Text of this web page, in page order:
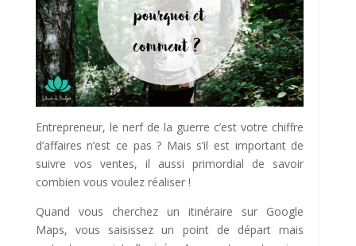
Entrepreneur, le nerf de la guerre c’est votre chiffre
d’affaires n’est ce pas ? Mais s’il est important de
suivre vos ventes, il aussi primordial de savoir
combien vous voulez réaliser !
Quand vous cherchez un itinéraire sur Google
Maps, vous saisissez un point de départ mais